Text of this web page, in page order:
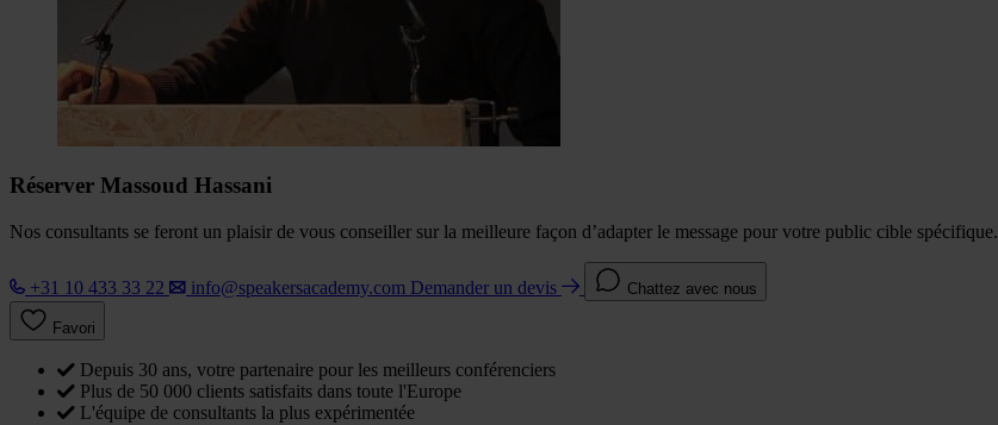
Réserver Massoud Hassani
Nos consultants se feront un plaisir de vous conseiller sur la meilleure façon d’adapter le message pour votre public cible spécifique.
+31 10 433 33 22 info@speakersacademy.com Demander un devis Chattez avec nous
Favori
Depuis 30 ans, votre partenaire pour les meilleurs conférenciers
Plus de 50 000 clients satisfaits dans toute l'Europe
L'équipe de consultants la plus expérimentée